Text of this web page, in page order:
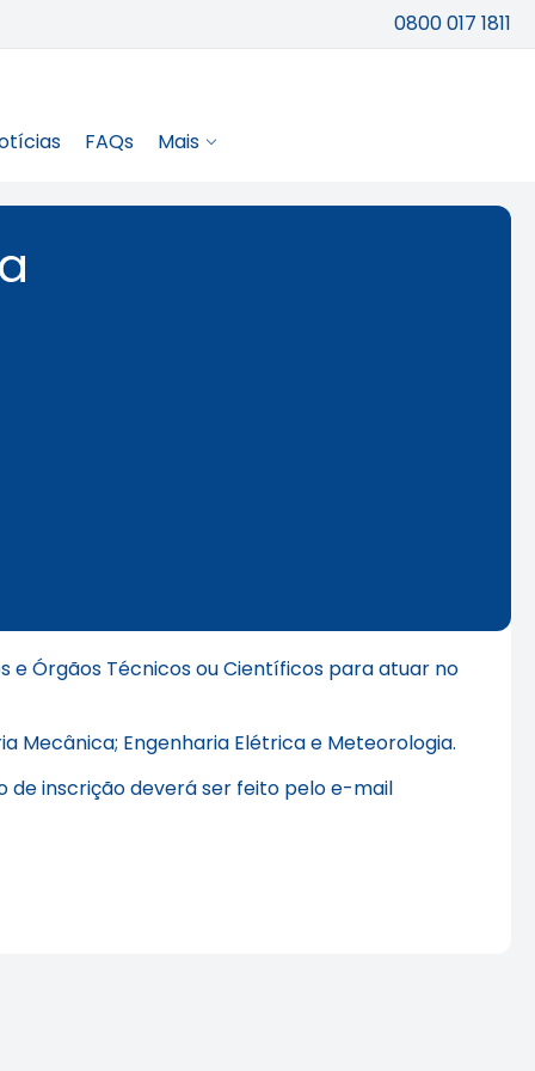
0800 017 1811
FAQs Mais
e Órgãos Técnicos ou Científicos para atuar no
Mecânica; Engenharia Elétrica e Meteorologia.
de inscrição deverá ser feito pelo e-mail